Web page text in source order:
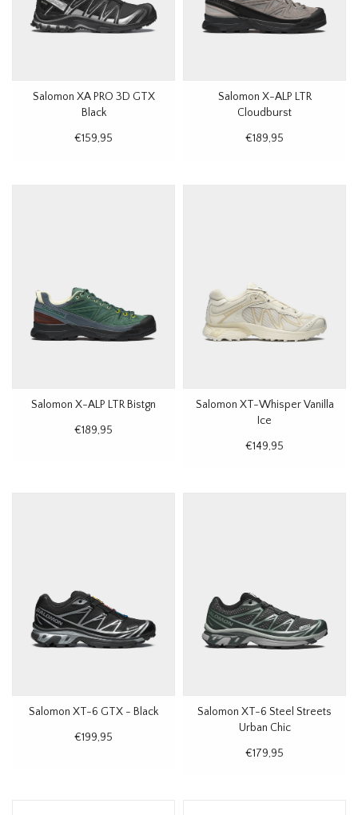
Salomon XA PRO 3D GTX
Black
€159,95
Salomon X-ALP LTR
Cloudburst
€189,95
Salomon X-ALP LTR Bistgn
€189,95
Salomon XT-Whisper Vanilla
Ice
€149,95
Salomon XT-6 GTX - Black
€199,95
Salomon XT-6 Steel Streets
Urban Chic
€179,95